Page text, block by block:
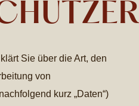
Sie über die Art, den
von
kurz „Daten“)